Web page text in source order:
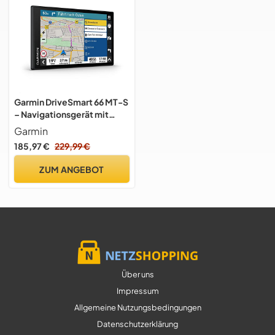
Garmin DriveSmart 66 MT-S
– Navigationsgerät mit
hellem 6 Zoll (15,2 cm) HD-
Display, 3D-Europakarten
mit Umweltzonen,
via Garmin Drive App,
Garmin
185,97 € 229,99 €
ZUM ANGEBOT
Über uns
Impressum
Allgemeine Nutzungsbedingungen
Datenschutzerklärung